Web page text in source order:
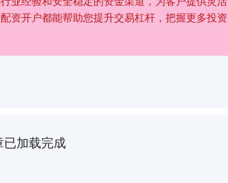
资开户都能帮助您提升交易杠杆，把握更多投资
加载完成